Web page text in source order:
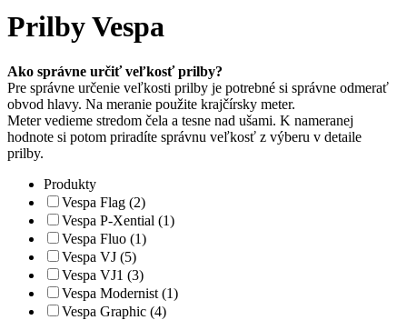
Prilby Vespa
Ako správne určiť veľkosť prilby?
Pre správne určenie veľkosti prilby je potrebné si správne odmerať
obvod hlavy. Na meranie použite krajčírsky meter.
Meter vedieme stredom čela a tesne nad ušami. K nameranej
hodnote si potom priradíte správnu veľkosť z výberu v detaile
prilby.
Produkty
Vespa Flag (2)
Vespa P-Xential (1)
Vespa Fluo (1)
Vespa VJ (5)
Vespa VJ1 (3)
Vespa Modernist (1)
Vespa Graphic (4)